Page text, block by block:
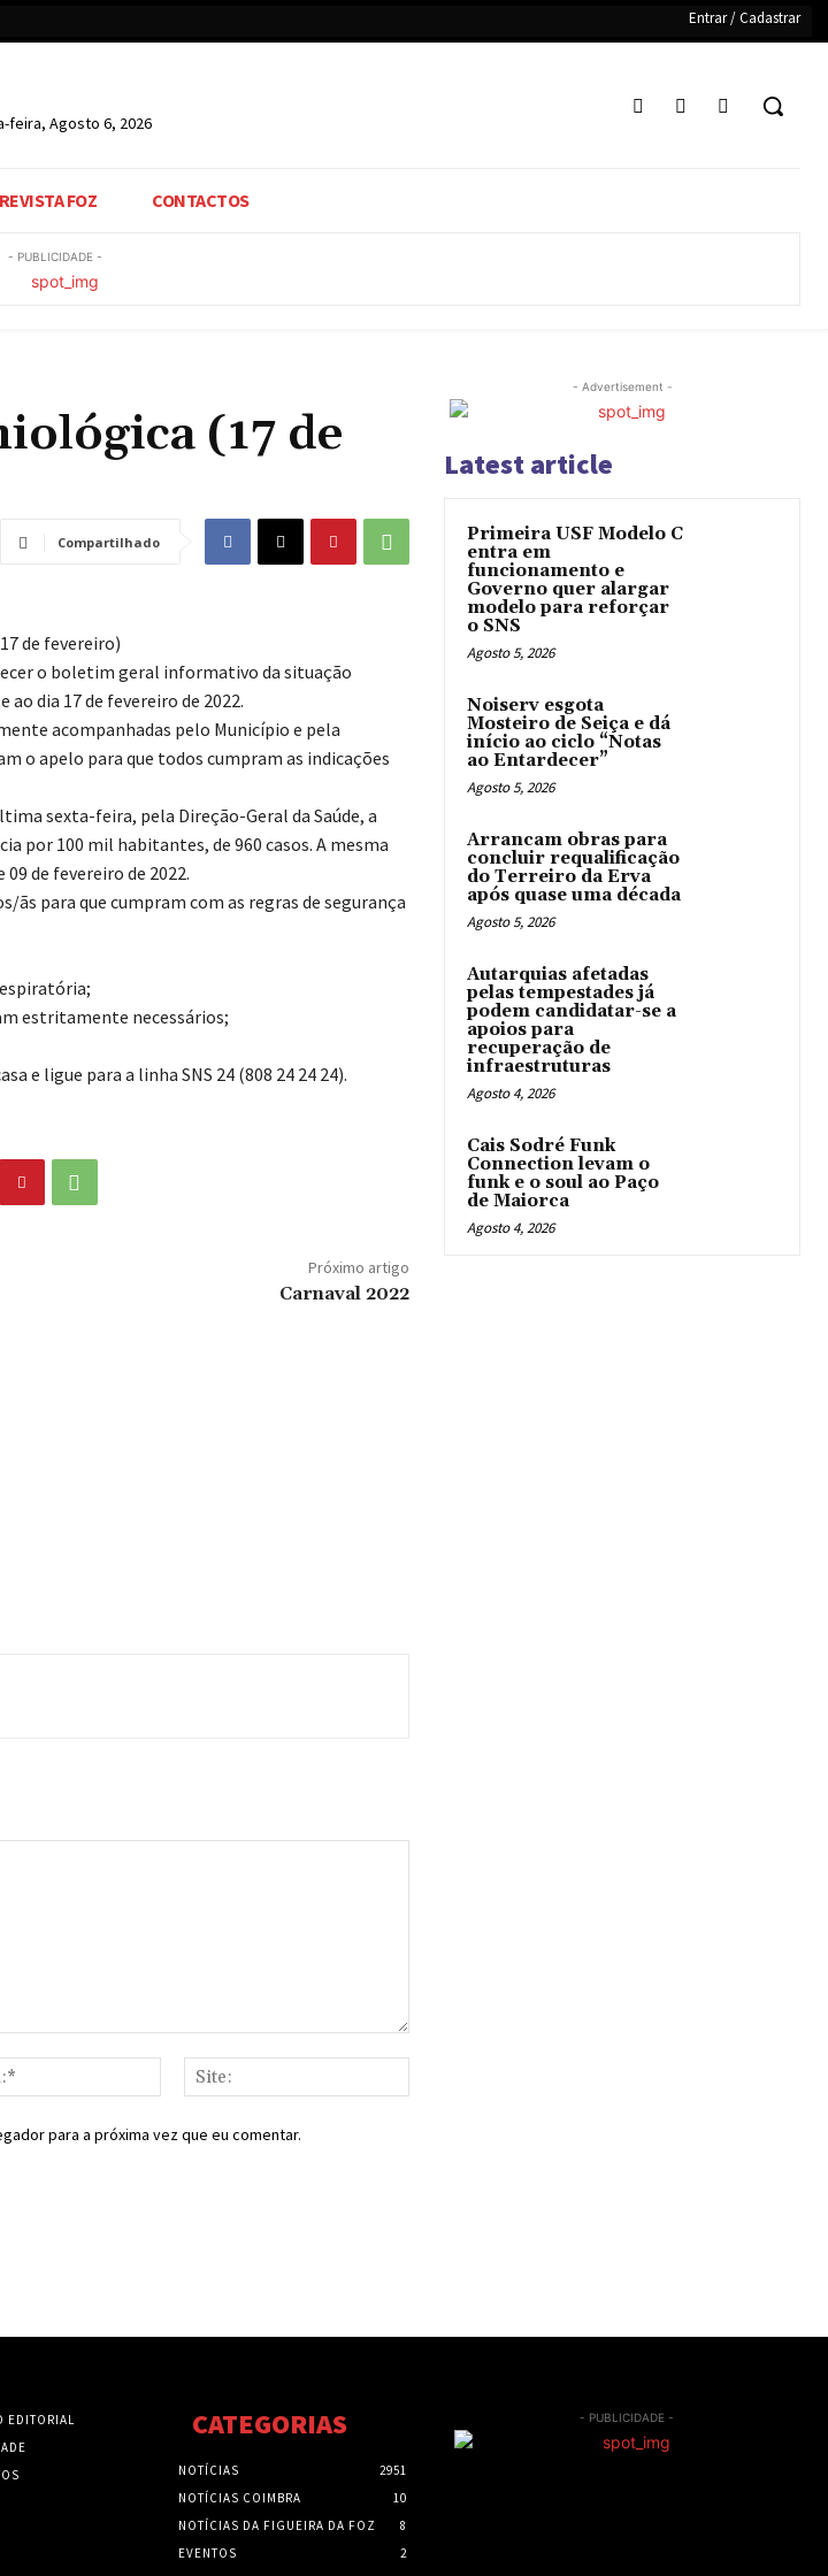
Entrar / Cadastrar
feira, Agosto 6, 2026
REVISTA FOZ CONTACTOS
- PUBLICIDADE -
(17 de
Compartilhado
de fevereiro)
o boletim geral informativo da situação
dia 17 de fevereiro de 2022.
acompanhadas pelo Município e pela
o apelo para que todos cumpram as indicações
sexta-feira, pela Direção-Geral da Saúde, a
por 100 mil habitantes, de 960 casos. A mesma
de fevereiro de 2022.
ãs para que cumpram com as regras de segurança
estritamente necessários;
e ligue para a linha SNS 24 (808 24 24 24).
Próximo artigo
Carnaval 2022
mail:*
para a próxima vez que eu comentar.
- Advertisement -
Latest article
Primeira USF Modelo C
entra em
funcionamento e
Governo quer alargar
modelo para reforçar
o SNS
Agosto 5, 2026
Noiserv esgota
Mosteiro de Seiça e dá
início ao ciclo “Notas
ao Entardecer”
Agosto 5, 2026
Arrancam obras para
concluir requalificação
do Terreiro da Erva
após quase uma década
Agosto 5, 2026
Autarquias afetadas
pelas tempestades já
podem candidatar-se a
apoios para
recuperação de
infraestruturas
Agosto 4, 2026
Cais Sodré Funk
Connection levam o
funk e o soul ao Paço
de Maiorca
Agosto 4, 2026
EDITORIAL
CATEGORIAS
NOTÍCIAS
2951
NOTÍCIAS COIMBRA
10
NOTÍCIAS DA FIGUEIRA DA FOZ
8
EVENTOS
2
- PUBLICIDADE -